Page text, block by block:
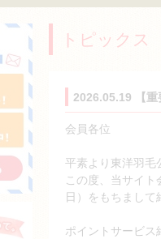
トピックス
2026.05.19 【重
会員各位
平素より東洋羽毛
この度、当サイ
日）をもちまして
ポイントサービス